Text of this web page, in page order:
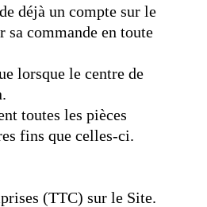
déjà un compte sur le
commande en toute
lorsque le centre de
toutes les pièces
fins que celles-ci.
(TTC) sur le Site.